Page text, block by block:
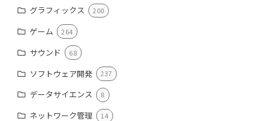
グラフィックス 200
ゲーム 264
サウンド 68
ソフトウェア開発 237
データサイエンス 8
ネットワーク管理 14